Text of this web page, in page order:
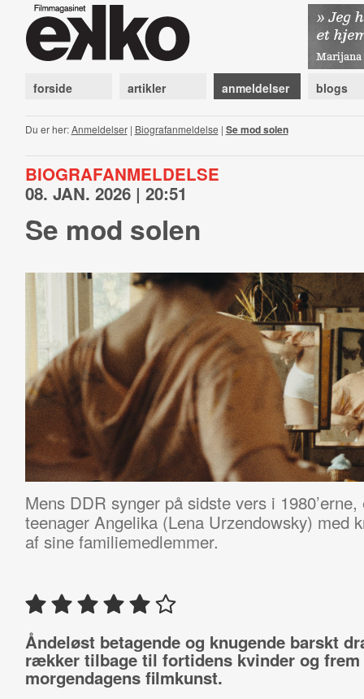
forside artikler anmeldelser blogs
Du er her:Anmeldelser| Biografanmeldelse | Se mod solen
BIOGRAFANMELDELSE
08. JAN. 2026 | 20:51
Se mod solen
Mens DDR synger på sidste vers i
teenager Angelika (Lena Urzendowsky) med
af sine familiemedlemmer.
Åndeløst betagende og knugende barskt
rækker tilbage til fortidens kvinder og frem
morgendagens filmkunst.